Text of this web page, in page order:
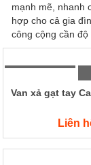
mạnh mẽ, nhanh
hợp cho cả gia
công cộng cần độ
Van xả gạt tay
Liên